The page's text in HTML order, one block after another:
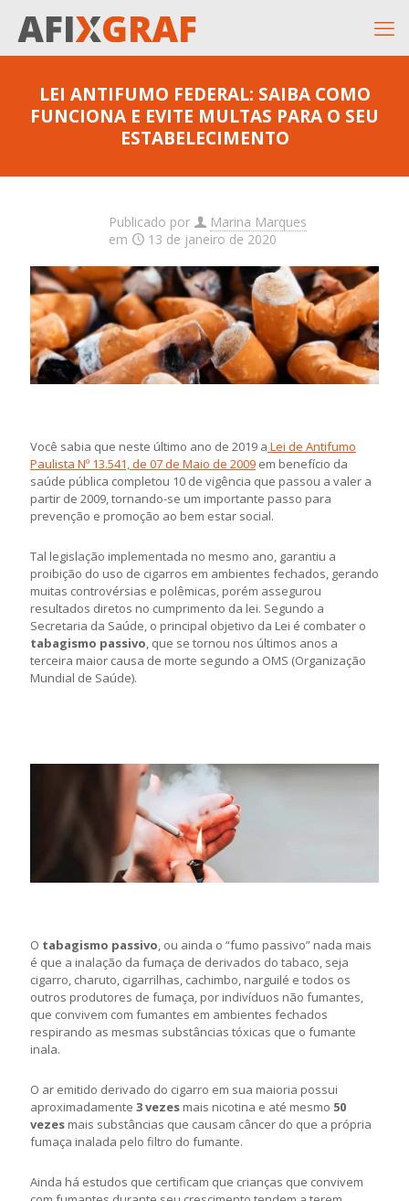
LEI ANTIFUMO FEDERAL: SAIBA COMO
FUNCIONA E EVITE MULTAS PARA O SEU
ESTABELECIMENTO
Publicado por
Marina Marques
em
13 de janeiro de 2020
Você sabia que neste último ano de 2019 a Lei de Antifumo
Paulista Nº 13.541, de 07 de Maio de 2009 em benefício da
saúde pública completou 10 de vigência que passou a valer a
partir de 2009, tornando-se um importante passo para
prevenção e promoção ao bem estar social.
Tal legislação implementada no mesmo ano, garantiu a
proibição do uso de cigarros em ambientes fechados, gerando
muitas controvérsias e polêmicas, porém assegurou
resultados diretos no cumprimento da lei. Segundo a
Secretaria da Saúde, o principal objetivo da Lei é combater o
tabagismo passivo, que se tornou nos últimos anos a
terceira maior causa de morte segundo a OMS (Organização
Mundial de Saúde).
O tabagismo passivo, ou ainda o “fumo passivo” nada mais
é que a inalação da fumaça de derivados do tabaco, seja
cigarro, charuto, cigarrilhas, cachimbo, narguilé e todos os
outros produtores de fumaça, por indivíduos não fumantes,
que convivem com fumantes em ambientes fechados
respirando as mesmas substâncias tóxicas que o fumante
inala.
O ar emitido derivado do cigarro em sua maioria possui
aproximadamente 3 vezes mais nicotina e até mesmo 50
vezes mais substâncias que causam câncer do que a própria
fumaça inalada pelo filtro do fumante.
Ainda há estudos que certificam que crianças que convivem